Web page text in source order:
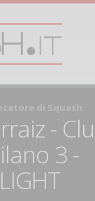
di Squash
-
3 -